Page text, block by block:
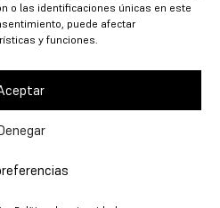
o las identificaciones únicas en este
puede afectar
y funciones.
DEVOLUCIONES
LEGAL